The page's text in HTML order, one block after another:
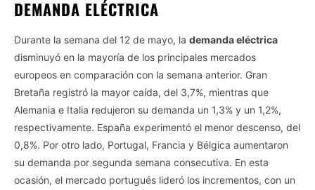
DEMANDA ELÉCTRICA
Durante la semana del 12 de mayo, la demanda eléctrica
disminuyó en la mayoría de los principales mercados
europeos en comparación con la semana anterior. Gran
Bretaña registró la mayor caída, del 3,7%, mientras que
Alemania e Italia redujeron su demanda un 1,3% y un 1,2%,
respectivamente. España experimentó el menor descenso, del
0,8%. Por otro lado, Portugal, Francia y Bélgica aumentaron
su demanda por segunda semana consecutiva. En esta
ocasión, el mercado portugués lideró los incrementos, con un